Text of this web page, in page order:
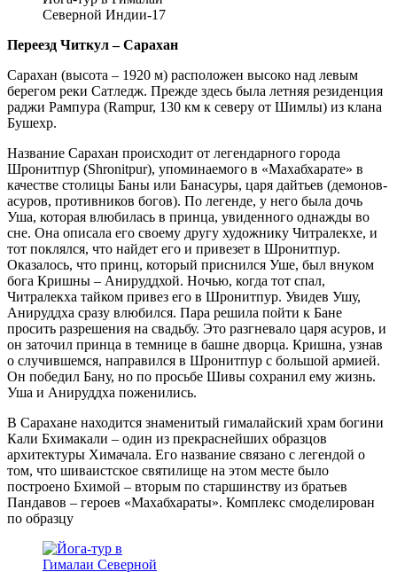
Северной Индии-17
Переезд Читкул – Сарахан
Сарахан (высота – 1920 м) расположен высоко над левым
берегом реки Сатледж. Прежде здесь была летняя резиденция
раджи Рампура (Rampur, 130 км к северу от Шимлы) из клана
Бушехр.
Название Сарахан происходит от легендарного города
Шронитпур (Shronitpur), упоминаемого в «Махабхарате» в
качестве столицы Баны или Банасуры, царя дайтьев (демонов-
асуров, противников богов). По легенде, у него была дочь
Уша, которая влюбилась в принца, увиденного однажды во
сне. Она описала его своему другу художнику Читралекхе, и
тот поклялся, что найдет его и привезет в Шронитпур.
Оказалось, что принц, который приснился Уше, был внуком
бога Кришны – Анируддхой. Ночью, когда тот спал,
Читралекха тайком привез его в Шронитпур. Увидев Ушу,
Анируддха сразу влюбился. Пара решила пойти к Бане
просить разрешения на свадьбу. Это разгневало царя асуров, и
он заточил принца в темнице в башне дворца. Кришна, узнав
о случившемся, направился в Шронитпур с большой армией.
Он победил Бану, но по просьбе Шивы сохранил ему жизнь.
Уша и Анируддха поженились.
В Сарахане находится знаменитый гималайский храм богини
Кали Бхимакали – один из прекраснейших образцов
архитектуры Химачала. Его название связано с легендой о
том, что шиваистское святилище на этом месте было
построено Бхимой – вторым по старшинству из братьев
Пандавов – героев «Махабхараты». Комплекс смоделирован
по образцу